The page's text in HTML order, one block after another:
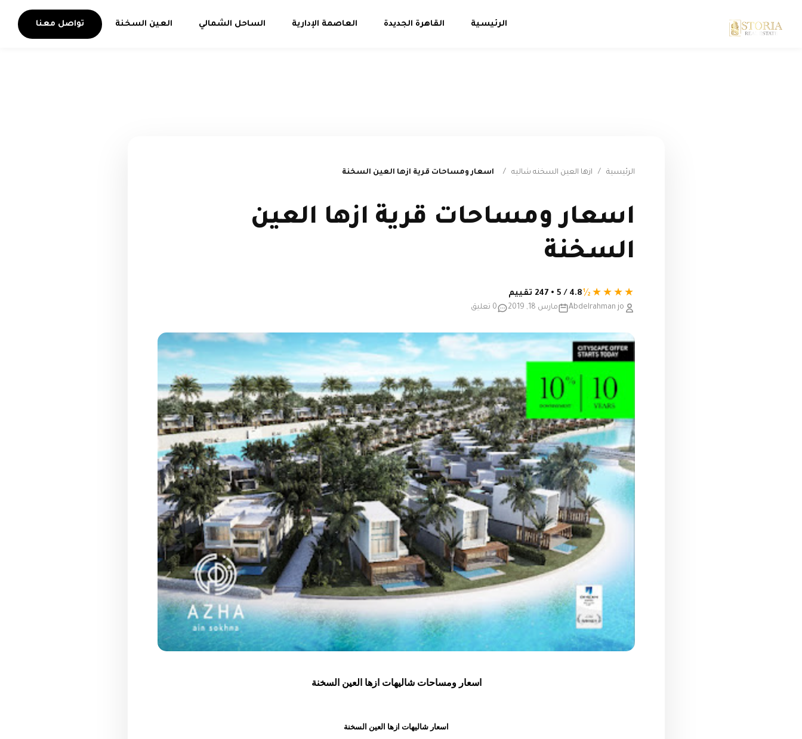
الرئيسية القاهرة الجديدة العاصمة الإدارية الساحل الشمالي العين السخنة تواصل معنا
الرئيسية / ازها العين السخنه شاليه / اسعار ومساحات قرية ازها العين السخنة
اسعار ومساحات قرية ازها العين
السخنة
★★★★½4.8 / 5 • 247 تقييم
Abdelrahman jo مارس 18, 2019 0 تعليق
اسعار ومساحات شاليهات ازها العين السخنة
اسعار شاليهات ازها العين السخنة